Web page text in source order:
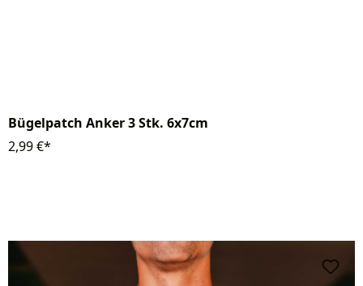
Bügelpatch Anker 3 Stk. 6x7cm
2,99 €*